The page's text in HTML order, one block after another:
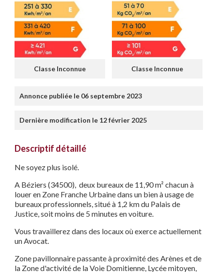
Classe Inconnue Classe Inconnue
Annonce publiée le 06 septembre 2023
Dernière modification le 12 février 2025
Descriptif détaillé
Ne soyez plus isolé.
A Béziers (34500), deux bureaux de 11,90 m² chacun à
louer en Zone Franche Urbaine dans un bien à usage de
bureaux professionnels, situé à 1,2 km du Palais de
Justice, soit moins de 5 minutes en voiture.
Vous travaillerez dans des locaux où exerce actuellement
un Avocat.
Zone pavillonnaire passante à proximité des Arènes et de
la Zone d'activité de la Voie Domitienne, Lycée mitoyen,